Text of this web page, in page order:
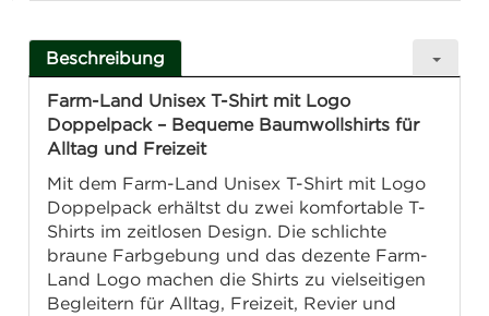
Beschreibung
Farm-Land Unisex T-Shirt mit Logo
Doppelpack – Bequeme Baumwollshirts für
Alltag und Freizeit
Mit dem Farm-Land Unisex T-Shirt mit Logo
Doppelpack erhältst du zwei komfortable T-
Shirts im zeitlosen Design. Die schlichte
braune Farbgebung und das dezente Farm-
Land Logo machen die Shirts zu vielseitigen
Begleitern für Alltag, Freizeit, Revier und